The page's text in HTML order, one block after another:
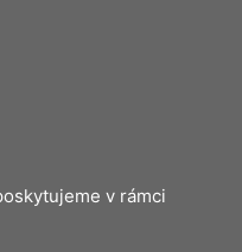
v rámci